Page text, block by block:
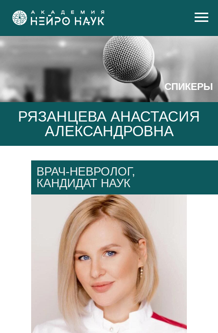
СПИКЕРЫ
РЯЗАНЦЕВА АНАСТАСИЯ
АЛЕКСАНДРОВНА
ВРАЧ-НЕВРОЛОГ,
КАНДИДАТ НАУК